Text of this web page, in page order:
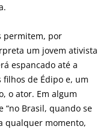
permitem, por
um jovem ativista
espancado até a
filhos de Édipo e, um
o ator. Em algum
“no Brasil, quando se
qualquer momento,